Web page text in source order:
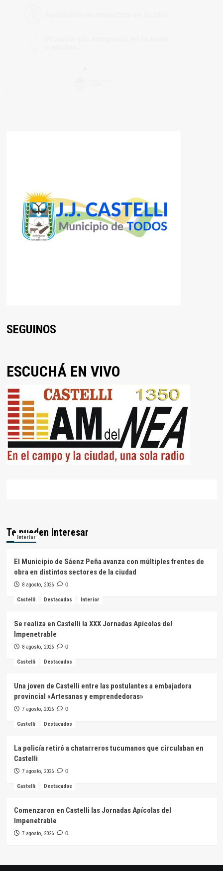
SEGUINOS
ESCUCHÁ EN VIVO
Te pueden interesar
Interior
El Municipio de Sáenz Peña avanza con múltiples frentes de
obra en distintos sectores de la ciudad
8 agosto, 2026 0
Castelli Destacados Interior
Se realiza en Castelli la XXX Jornadas Apícolas del
Impenetrable
8 agosto, 2026 0
Castelli Destacados
Una joven de Castelli entre las postulantes a embajadora
provincial «Artesanas y emprendedoras»
7 agosto, 2026 0
Castelli Destacados
La policía retiró a chatarreros tucumanos que circulaban en
Castelli
7 agosto, 2026 0
Castelli Destacados
Comenzaron en Castelli las Jornadas Apícolas del
Impenetrable
7 agosto, 2026 0